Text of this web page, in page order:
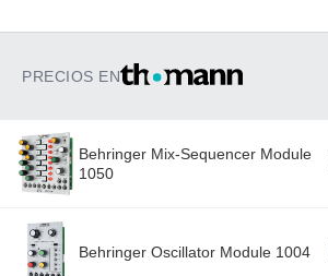
PRECIOS EN
Behringer Mix-Sequencer Module
1050
Behringer Oscillator Module 1004